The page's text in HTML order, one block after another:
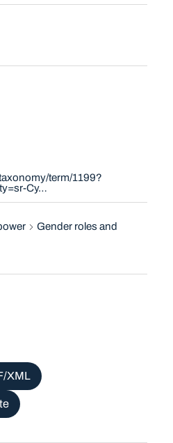
term/1199?
Cy…
Gender roles and
XML